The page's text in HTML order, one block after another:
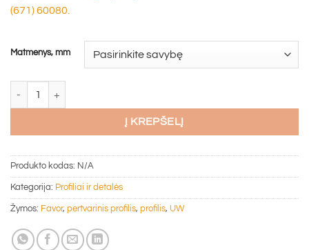
(671) 60080.
Matmenys, mm
Į KREPŠELĮ
Produkto kodas: N/A
Kategorija: Profiliai ir detalės
Žymos: Favor, pertvarinis profilis, profilis, UW